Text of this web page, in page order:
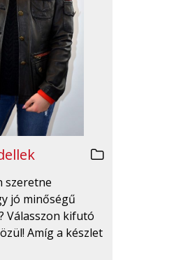
szeretne
jó minőségű
Válasszon kifutó
Amíg a készlet